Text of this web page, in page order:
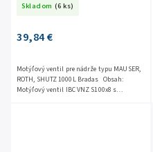
Skladom (6 ks)
39,84 €
Motýľový ventil pre nádrže typu MAUSER,
ROTH, SHUTZ 1000L Bradas Obsah:
Motýľový ventil IBC VNZ S100x8 s